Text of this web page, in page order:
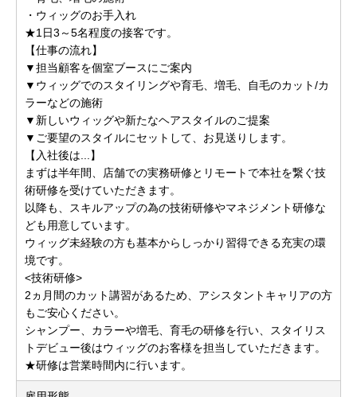
・ウィッグのお手入れ
★1日3～5名程度の接客です。
【仕事の流れ】
▼担当顧客を個室ブースにご案内
▼ウィッグでのスタイリングや育毛、増毛、自毛のカット/カ
ラーなどの施術
▼新しいウィッグや新たなヘアスタイルのご提案
▼ご要望のスタイルにセットして、お見送りします。
【入社後は...】
まずは半年間、店舗での実務研修とリモートで本社を繋ぐ技
術研修を受けていただきます。
以降も、スキルアップの為の技術研修やマネジメント研修な
ども用意しています。
ウィッグ未経験の方も基本からしっかり習得できる充実の環
境です。
<技術研修>
2ヵ月間のカット講習があるため、アシスタントキャリアの方
もご安心ください。
シャンプー、カラーや増毛、育毛の研修を行い、スタイリス
トデビュー後はウィッグのお客様を担当していただきます。
★研修は営業時間内に行います。